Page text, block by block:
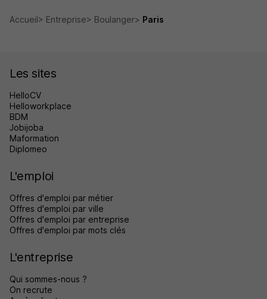
Accueil Entreprise Boulanger Paris
Les sites
HelloCV
Helloworkplace
BDM
Jobijoba
Maformation
Diplomeo
L'emploi
Offres d'emploi par métier
Offres d'emploi par ville
Offres d'emploi par entreprise
Offres d'emploi par mots clés
L'entreprise
Qui sommes-nous ?
On recrute